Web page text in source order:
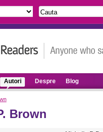
Autori Despre Blog
Brown